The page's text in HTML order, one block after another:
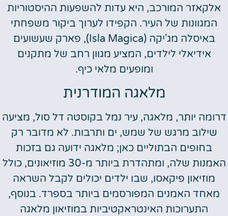
אלקאזר המורכב, היא עדות להשפעות ההיסטוריות
המגוונות של העיר. הקפידו לערוך ביקור משפחתי
באיסלה מג'יקה (Isla Magica), פארק שעשועים
אידיאלי לילדים, המציע מגוון רחב של מתקנים
ומופעים מלאי כיף.
מלאגה המודרנית
יותר, מלאגה, עיר נמל בקוסטה דל סול, מציעה
שילוב מרגש של שמש, ים ותרבות. לא מדובר רק
בחופים הבתוליים כאן; מלאגה ידועה גם בזכות
האמנות שלה, ומתהדרת ביותר מ-30 מוזיאונים, כולל
מוזיאון פיקאסו, שבו ילדים יכולים לקבל השראה
מאחד האמנים המפורסמים ביותר בספרד. בנוסף,
התערוכות האינטראקטיביות במוזיאון מלאגה